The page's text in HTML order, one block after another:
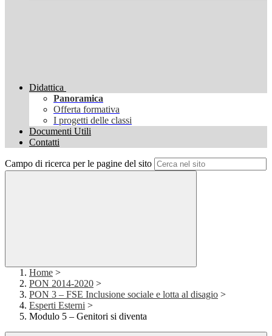
Didattica
Panoramica
Offerta formativa
I progetti delle classi
Documenti Utili
Contatti
Campo di ricerca per le pagine del sito
Home >
PON 2014-2020 >
PON 3 – FSE Inclusione sociale e lotta al disagio >
Esperti Esterni >
Modulo 5 – Genitori si diventa